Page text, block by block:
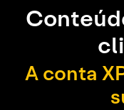
A conta